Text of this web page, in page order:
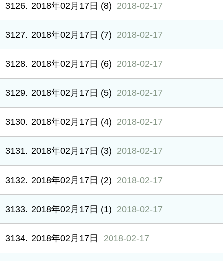
3126 2018年02月17日 (8) 2018-02-17
3127 2018年02月17日 (7) 2018-02-17
3128 2018年02月17日 (6) 2018-02-17
3129 2018年02月17日 (5) 2018-02-17
3130 2018年02月17日 (4) 2018-02-17
3131 2018年02月17日 (3) 2018-02-17
3132 2018年02月17日 (2) 2018-02-17
3133 2018年02月17日 (1) 2018-02-17
3134 2018年02月17日 2018-02-17